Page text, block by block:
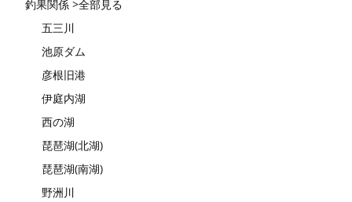
釣果関係 >全部見る
五三川
池原ダム
彦根旧港
伊庭内湖
西の湖
琵琶湖(北湖)
琵琶湖(南湖)
野洲川